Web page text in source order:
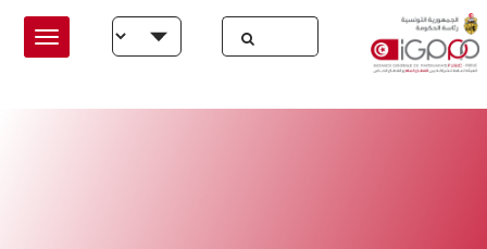
Skip to main content
Select your language